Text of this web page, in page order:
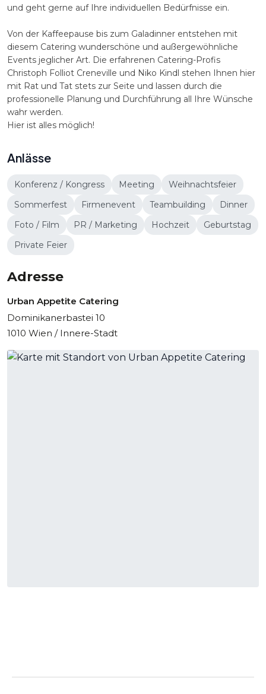
und geht gerne auf Ihre individuellen Bedürfnisse ein.
Von der Kaffeepause bis zum Galadinner entstehen mit
diesem Catering wunderschöne und außergewöhnliche
Events jeglicher Art. Die erfahrenen Catering-Profis
Christoph Folliot Creneville und Niko Kindl stehen Ihnen hier
mit Rat und Tat stets zur Seite und lassen durch die
professionelle Planung und Durchführung all Ihre Wünsche
wahr werden.
Hier ist alles möglich!
Anlässe
Konferenz / Kongress Meeting
Weihnachtsfeier
Sommerfest
Firmenevent Teambuilding
Dinner
Foto / Film
PR / Marketing Hochzeit
Geburtstag
Private Feier
Adresse
Urban Appetite Catering
Dominikanerbastei 10
1010 Wien / Innere-Stadt